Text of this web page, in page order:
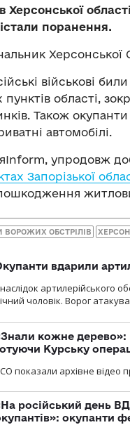
Херсонської
поранення.
військові
області,
Також
автомобілі.
упродовж
Запорізької
ВОРОЖИХ ОБСТРІЛІВ
вдарили
артилерійського
чоловік. Ворог
кожне дерево»:
Курську
показали архівне відео
російський день
окупанти